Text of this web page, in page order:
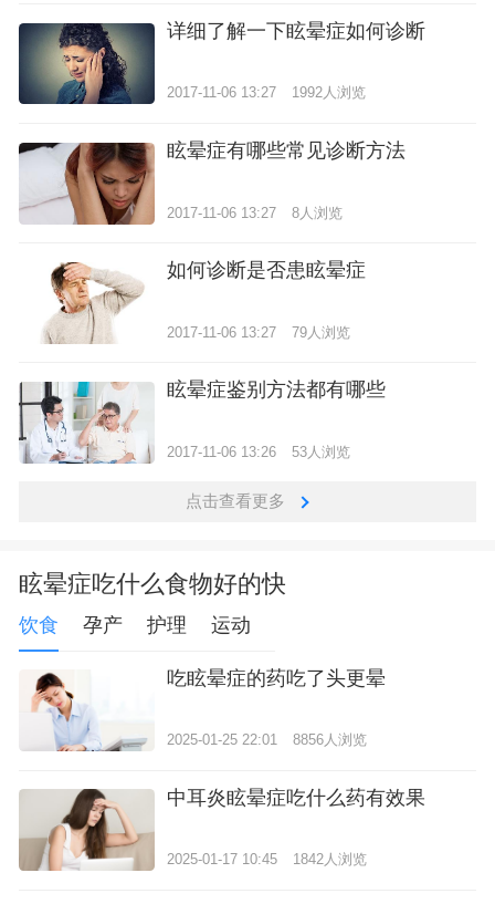
详细了解一下眩晕症如何诊断
2017-11-06 13:27 1992人浏览
眩晕症有哪些常见诊断方法
2017-11-06 13:27 8人浏览
如何诊断是否患眩晕症
2017-11-06 13:27 79人浏览
眩晕症鉴别方法都有哪些
2017-11-06 13:26 53人浏览
点击查看更多
眩晕症吃什么食物好的快
饮食 孕产 护理 运动
吃眩晕症的药吃了头更晕
2025-01-25 22:01 8856人浏览
中耳炎眩晕症吃什么药有效果
2025-01-17 10:45 1842人浏览